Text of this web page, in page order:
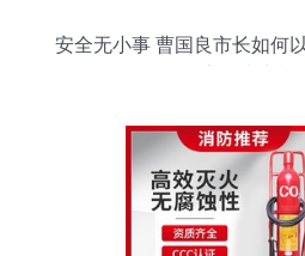
安全无小事 曹国良市长如何